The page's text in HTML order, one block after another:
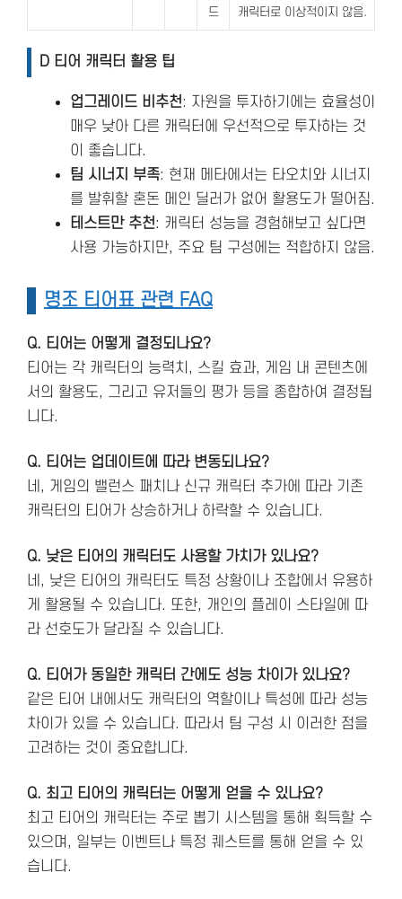
드
캐릭터로 이상적이지 않음.
D 티어 캐릭터 활용 팁
업그레이드 비추천: 자원을 투자하기에는 효율성이
매우 낮아 다른 캐릭터에 우선적으로 투자하는 것
이 좋습니다.
팀 시너지 부족: 현재 메타에서는 타오치와 시너지
를 발휘할 혼돈 메인 딜러가 없어 활용도가 떨어짐.
테스트만 추천: 캐릭터 성능을 경험해보고 싶다면
사용 가능하지만, 주요 팀 구성에는 적합하지 않음.
명조 티어표 관련 FAQ
Q. 티어는 어떻게 결정되나요?
티어는 각 캐릭터의 능력치, 스킬 효과, 게임 내 콘텐츠에
서의 활용도, 그리고 유저들의 평가 등을 종합하여 결정됩
니다.
Q. 티어는 업데이트에 따라 변동되나요?
네, 게임의 밸런스 패치나 신규 캐릭터 추가에 따라 기존
캐릭터의 티어가 상승하거나 하락할 수 있습니다.
Q. 낮은 티어의 캐릭터도 사용할 가치가 있나요?
네, 낮은 티어의 캐릭터도 특정 상황이나 조합에서 유용하
게 활용될 수 있습니다. 또한, 개인의 플레이 스타일에 따
라 선호도가 달라질 수 있습니다.
Q. 티어가 동일한 캐릭터 간에도 성능 차이가 있나요?
같은 티어 내에서도 캐릭터의 역할이나 특성에 따라 성능
차이가 있을 수 있습니다. 따라서 팀 구성 시 이러한 점을
고려하는 것이 중요합니다.
Q. 최고 티어의 캐릭터는 어떻게 얻을 수 있나요?
최고 티어의 캐릭터는 주로 뽑기 시스템을 통해 획득할 수
있으며, 일부는 이벤트나 특정 퀘스트를 통해 얻을 수 있
습니다.